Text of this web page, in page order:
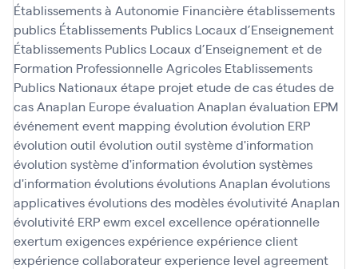
Établissements à Autonomie Financièreétablissements
publics Établissements Publics Locaux d’Enseignement
Établissements Publics Locaux d’Enseignement et de
Formation Professionnelle Agricoles Etablissements
Publics Nationaux étape projetetude de casétudes de
cas Anaplan Europeévaluation Anaplan évaluation EPM
événementevent mapping évolution évolution ERP
évolution outil évolution outil système d'information
évolution système d'information évolution systèmes
d'information évolutionsévolutions Anaplan évolutions
applicativesévolutions des modèlesévolutivité Anaplan
évolutivité ERPewm excel excellence opérationnelle
exertum exigencesexpérienceexpérience client
expérience collaborateurexperience level agreement